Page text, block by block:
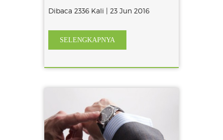
Dibaca 2336 Kali | 23 Jun 2016
SELENGKAPNYA